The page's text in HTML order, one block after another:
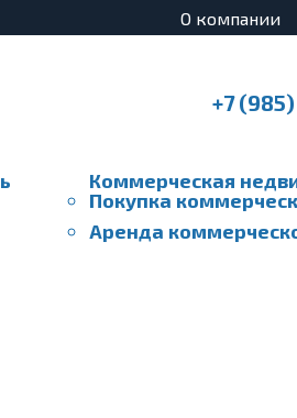
О компании
+7
Коммерческая
Покупка
Аренда